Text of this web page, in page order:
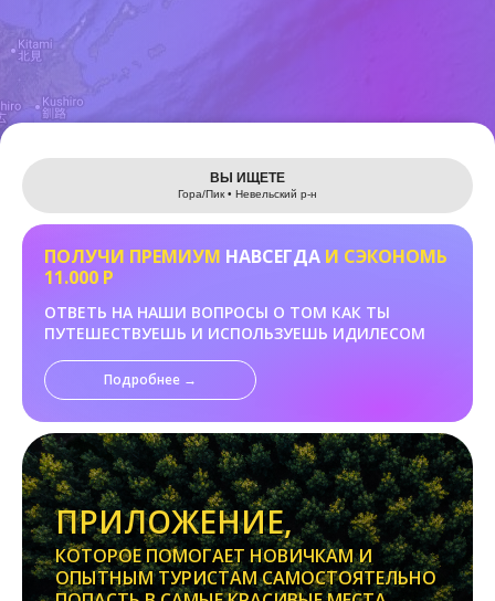
Leaflet
ВЫ ИЩЕТЕ
Гора/Пик • Невельский р-н
ПОЛУЧИ ПРЕМИУМ НАВСЕГДА И СЭКОНОМЬ
11.000 Р
ОТВЕТЬ НА НАШИ ВОПРОСЫ О ТОМ КАК ТЫ
ПУТЕШЕСТВУЕШЬ И ИСПОЛЬЗУЕШЬ ИДИЛЕСОМ
Подробнее →
ПРИЛОЖЕНИЕ,
КОТОРОЕ ПОМОГАЕТ НОВИЧКАМ И
ОПЫТНЫМ ТУРИСТАМ САМОСТОЯТЕЛЬНО